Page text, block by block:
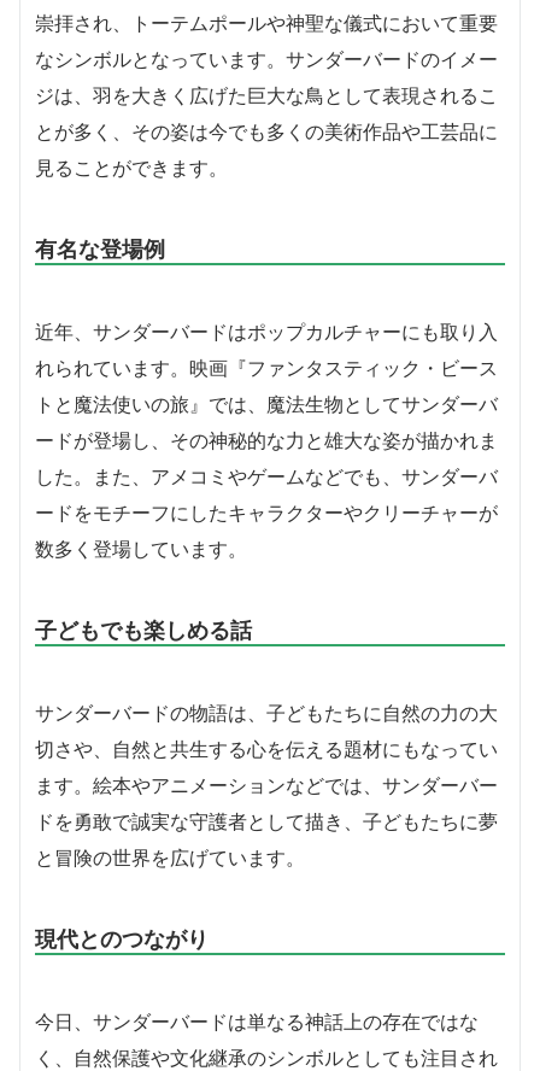
崇拝され、トーテムポールや神聖な儀式において重要
なシンボルとなっています。サンダーバードのイメー
ジは、羽を大きく広げた巨大な鳥として表現されるこ
とが多く、その姿は今でも多くの美術作品や工芸品に
見ることができます。
有名な登場例
近年、サンダーバードはポップカルチャーにも取り入
れられています。映画『ファンタスティック・ビース
トと魔法使いの旅』では、魔法生物としてサンダーバ
ードが登場し、その神秘的な力と雄大な姿が描かれま
した。また、アメコミやゲームなどでも、サンダーバ
ードをモチーフにしたキャラクターやクリーチャーが
数多く登場しています。
子どもでも楽しめる話
サンダーバードの物語は、子どもたちに自然の力の大
切さや、自然と共生する心を伝える題材にもなってい
ます。絵本やアニメーションなどでは、サンダーバー
ドを勇敢で誠実な守護者として描き、子どもたちに夢
と冒険の世界を広げています。
現代とのつながり
今日、サンダーバードは単なる神話上の存在ではな
く、自然保護や文化継承のシンボルとしても注目され